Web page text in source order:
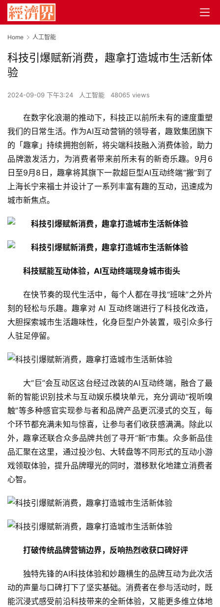
Home 人工智能
科技引爆赋新消费，趣拿打造城市生活新体
验
2024-09-09 下午3:24 人工智能 48065 views
在数字化浪潮的推动下，科技正以前所未有的速度重塑
我们的日常生活。作为AI互动营销的领导者，趣致集团旗下
的「趣拿」持续拥抱创新，将尖端科技融入消费体验，助力
品牌激发活力，为消费者带来前所未有的新奇乐趣。9月6
日至9月8日，趣拿将其旗下一款超巨型AI互动终端“搬”到了
上海长宁来福士并设计了一系列丰富有趣的互动，迅速成为
城市新焦点。
科技赋能互动体验，AI互动终端现身城市街头
在快节奏的现代生活中，每个人都在寻找“班味”之外片
刻的轻松与乐趣。趣拿对 AI 互动终端进行了科技化改造，
大胆探索城市生活趣味性，化身巨型户外装置，吸引众多行
人驻足停留。
大“巨”会互动区这台经过改装的AI互动终端，融合了最
新的智能识别技术与互动娱乐模块单元，充分调动“视听嗅
触”等多种感官实现参与者和品牌产品更沉浸式的交互，每
个环节都充满未知与惊喜，让参与者们收获感满满。除此以
外，趣拿还联合众多品牌共创了寻开“新”市集。众多新品佳
品汇聚在这里，通过投沙包、大转盘等不同形式的互动小游
戏领取体验，提升品牌曝光的同时，潜移默化地建立消费者
心智。
打破传统品牌营销边界，反响热烈收获口碑好评
独特先锋的AI科技体验和妙趣横生的品牌互动为此次活
动的声量与口碑打下了坚实基础。消费者在参与活动时，既
能沉浸式感受前沿科技带来的全新体验，又能更多维立体地